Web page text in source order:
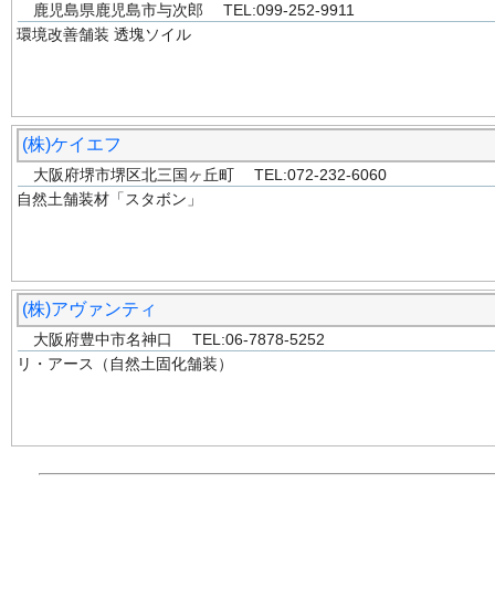
鹿児島県鹿児島市与次郎 TEL:099-252-9911
環境改善舗装 透塊ソイル
(株)ケイエフ
大阪府堺市堺区北三国ヶ丘町 TEL:072-232-6060
自然土舗装材「スタボン」
(株)アヴァンティ
大阪府豊中市名神口 TEL:06-7878-5252
リ・アース（自然土固化舗装）